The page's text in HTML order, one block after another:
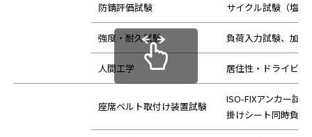
防錆評価試験 サイクル試験（塩水
強度・耐久試験 負荷入力試験、加振
人間工学 居住性・ドライビン
座席ベルト取付け装置試験
ISO-FIXアンカー試
掛けシート同時負荷